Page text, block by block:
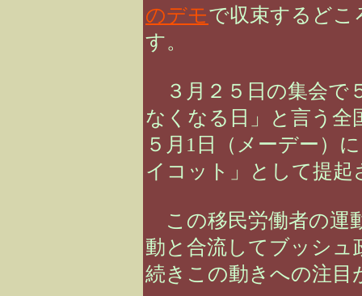
のデモで収束するどこ
す。
３月２５日の集会で
なくなる日」と言う
５月1日（メーデー）
イコット」として提起
この移民労働者の運
動と合流してブッシュ
続きこの動きへの注目